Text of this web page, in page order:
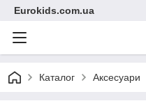
Eurokids.com.ua
Каталог Аксесуари